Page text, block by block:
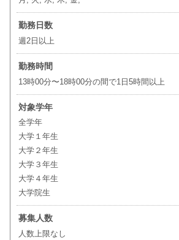
勤務日数
週2日以上
勤務時間
13時00分〜18時00分の間で1日5時間以上
対象学年
全学年
大学１年生
大学２年生
大学３年生
大学４年生
大学院生
募集人数
人数上限なし